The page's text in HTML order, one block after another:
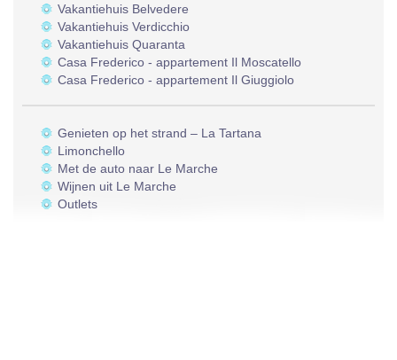
Vakantiehuis Belvedere
Vakantiehuis Verdicchio
Vakantiehuis Quaranta
Casa Frederico - appartement Il Moscatello
Casa Frederico - appartement Il Giuggiolo
Genieten op het strand – La Tartana
Limonchello
Met de auto naar Le Marche
Wijnen uit Le Marche
Outlets